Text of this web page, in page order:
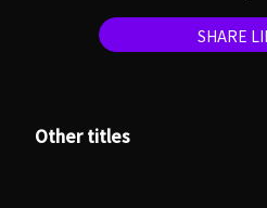
SHARE
Other titles